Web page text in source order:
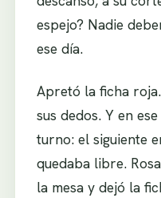
espejo? Nadie
ese día.
Apretó la ficha
sus dedos. Y en
turno: el siguiente
quedaba libre.
la mesa y dejó la